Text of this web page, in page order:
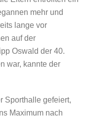
mehr und
lange vor
auf der
Oswald der 40.
war, kannte der
Sporthalle gefeiert,
Maximum nach